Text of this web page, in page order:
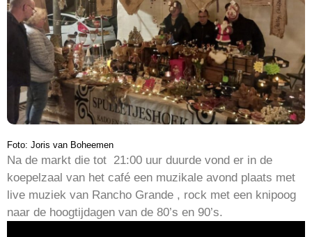
Foto: Joris van Boheemen
Na de markt die tot 21:00 uur duurde vond er in de
koepelzaal van het café een muzikale avond plaats met
live muziek van Rancho Grande , rock met een knipoog
naar de hoogtijdagen van de 80’s en 90’s.